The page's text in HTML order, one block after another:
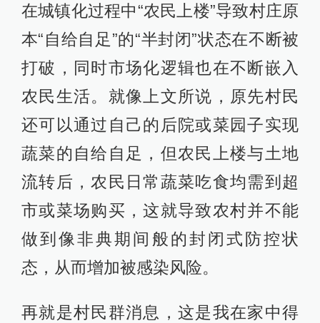
在城镇化过程中“农民上楼”导致村庄原
本“自给自足”的“半封闭”状态在不断被
打破，同时市场化逻辑也在不断嵌入
农民生活。就像上文所说，原先村民
还可以通过自己的后院或菜园子实现
蔬菜的自给自足，但农民上楼与土地
流转后，农民日常蔬菜吃食均需到超
市或菜场购买，这就导致农村并不能
做到像非典期间般的封闭式防控状
态，从而增加被感染风险。
再就是村民群消息，这是我在家中得